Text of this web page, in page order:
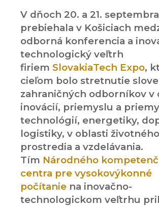
V dňoch 20. a 21.
prebiehala v Košiciach
odborná konferencia a
technologický veľtrh
firiem SlovakiaTech Expo,
cieľom bolo stretnutie
zahraničných odborníkov v
inovácií, priemyslu a
technológií, energetiky,
logistiky, v oblasti životného
prostredia a vzdelávania.
Tím Národného
centra pre vysokovýkonné
počítanie na inovačno-
technologickom veľtrhu